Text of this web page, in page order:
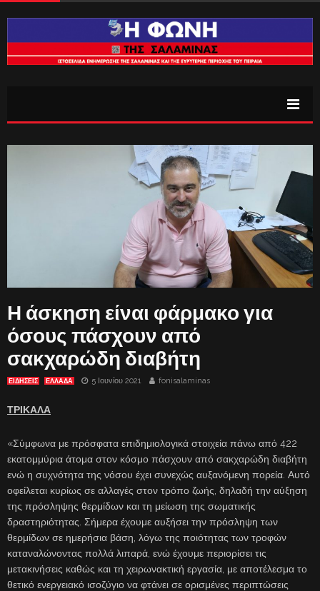
Η άσκηση είναι φάρμακο για
όσους πάσχουν από
σακχαρώδη διαβήτη
ΕΙΔΗΣΕΙΣ ΕΛΛΑΔΑ 5 Ιουνίου 2021 fonisalaminas
ΤΡΙΚΑΛΑ
«Σύμφωνα με πρόσφατα επιδημιολογικά στοιχεία πάνω από 422
εκατομμύρια άτομα στον κόσμο πάσχουν από σακχαρώδη διαβήτη
ενώ η συχνότητα της νόσου έχει συνεχώς αυξανόμενη πορεία. Αυτό
οφείλεται κυρίως σε αλλαγές στον τρόπο ζωής, δηλαδή την αύξηση
της πρόσληψης θερμίδων και τη μείωση της σωματικής
δραστηριότητας. Σήμερα έχουμε αυξήσει την πρόσληψη των
θερμίδων σε ημερήσια βάση, λόγω της ποιότητας των τροφών
καταναλώνοντας πολλά λιπαρά, ενώ έχουμε περιορίσει τις
μετακινήσεις καθώς και τη χειρωνακτική εργασία, με αποτέλεσμα το
θετικό ενεργειακό ισοζύγιο να φτάνει σε ορισμένες περιπτώσεις